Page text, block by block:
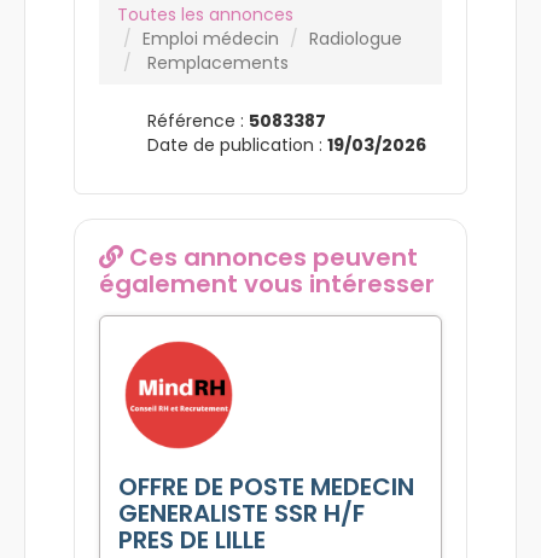
Toutes les annonces
Emploi médecin
Radiologue
Remplacements
Référence : 5083387
Date de publication : 19/03/2026
Ces annonces peuvent
également vous intéresser
OFFRE DE POSTE MEDECIN
GENERALISTE SSR H/F
PRES DE LILLE